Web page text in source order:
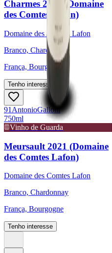
Charmes 2021 (Domaine
des Comtes Lafon)
Domaine des Comtes Lafon
Branco, Chardonnay
França, Bourgogne
Tenho interesse
91 AntonioGalloni
750ml
Vinho de Guarda
Meursault 2021 (Domaine
des Comtes Lafon)
Domaine des Comtes Lafon
Branco, Chardonnay
França, Bourgogne
Tenho interesse